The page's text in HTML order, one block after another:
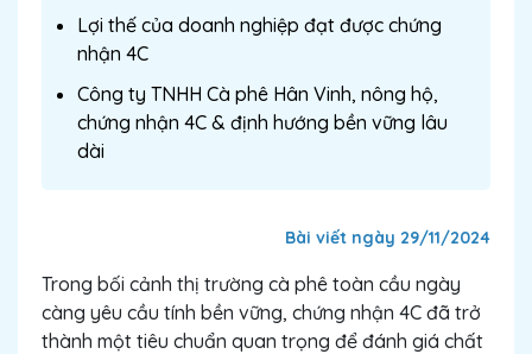
Lợi thế của doanh nghiệp đạt được chứng
nhận 4C
Công ty TNHH Cà phê Hân Vinh, nông hộ,
chứng nhận 4C & định hướng bền vững lâu
dài
Bài viết ngày 29/11/2024
Trong bối cảnh thị trường cà phê toàn cầu ngày
càng yêu cầu tính bền vững, chứng nhận 4C đã trở
thành một tiêu chuẩn quan trọng để đánh giá chất